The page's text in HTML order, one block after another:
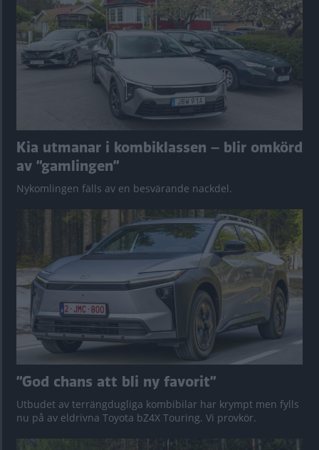
Kia utmanar i kombiklassen – blir omkörd
av ”gamlingen”
Nykomlingen fälls av en besvärande nackdel.
”God chans att bli ny favorit”
Utbudet av terrängdugliga kombibilar har krympt men fylls
nu på av eldrivna Toyota bZ4X Touring. Vi provkör.